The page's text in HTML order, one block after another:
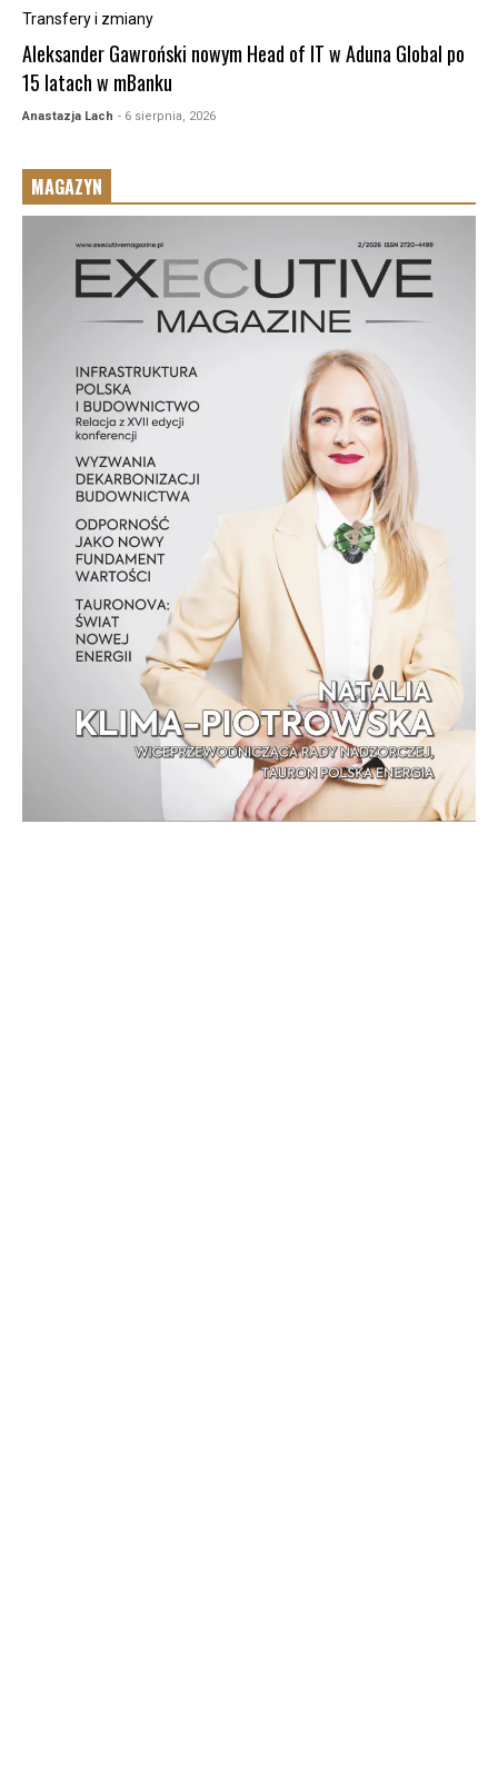
Transfery i zmiany
Aleksander Gawroński nowym Head of IT w Aduna Global po
15 latach w mBanku
Anastazja Lach - 6 sierpnia, 2026
MAGAZYN